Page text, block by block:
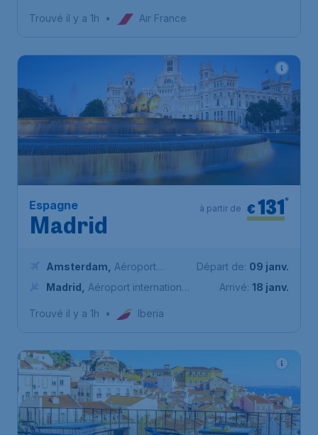
Trouvé il y a 1h • Air France
Espagne
Madrid
€131*
à partir de
Amsterdam
Aéroport
Schiphol (Amsterdam)
Madrid
Aéroport international
Barajas
Départ de: 09 janv.
Arrivé: 18 janv.
Trouvé il y a 1h • Iberia